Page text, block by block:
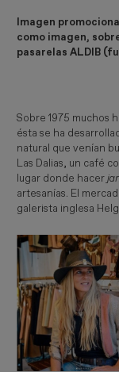
Imagen
como imagen,
pasarelas ALDIB
Sobre 1975 muchos
ésta se ha
natural que venían
Las Dalias, un café
lugar donde hacer
artesanías. El
galerista inglesa